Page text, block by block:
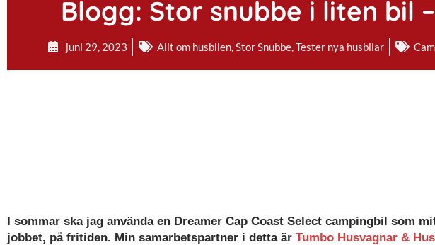
Blogg: Stor snubbe i liten bil
juni 29, 2023 Allt om husbilen,Stor Snubbe,Tester nya husbilar
I sommar ska jag använda en Dreamer Cap Coast Select campingbil som
jobbet, på fritiden. Min samarbetspartner i detta är Tumbo Husvagnar &